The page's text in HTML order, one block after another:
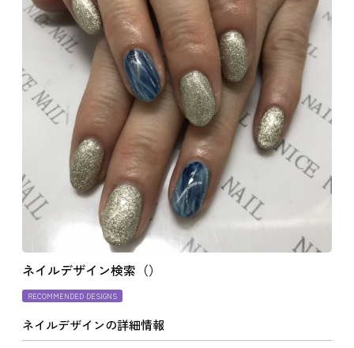
おすすめクーポン
料金メニュー
コンセプト
よくあるご質問
ご利用の流れ
取り扱いカラー
ネイル用語
ネイルデザイン検索（）
RECOMMENDED DESIGNS
ネイルデザインの詳細情報